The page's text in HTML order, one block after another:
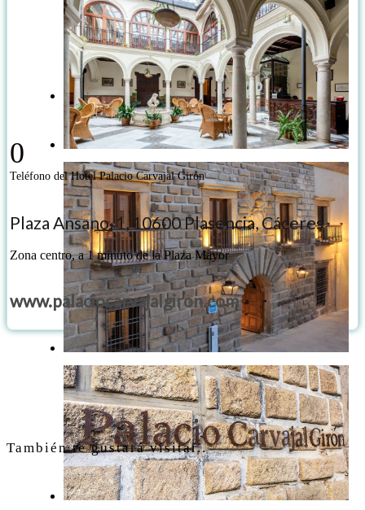
0
Teléfono del Hotel Palacio Carvajal Girón
Plaza Ansano, 1, 10600 Plasencia, Cáceres
Zona centro, a 1 minuto de la Plaza Mayor
www.palaciocarvajalgiron.com
También te gustará visitar..